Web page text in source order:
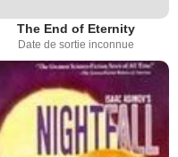
The End of Eternity
Date de sortie inconnue